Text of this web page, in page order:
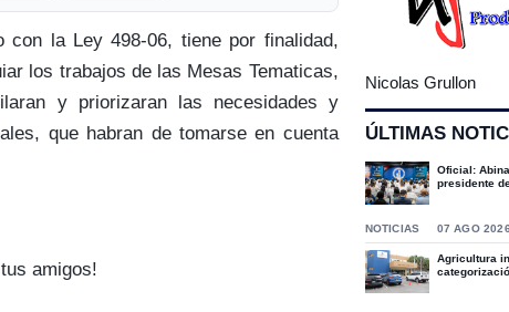
con la Ley 498-06, tiene por finalidad,
los trabajos de las Mesas Tematicas,
y priorizaran las necesidades y
que habran de tomarse en cuenta
amigos!
Nicolas Grullon
ÚLTIMAS
Oficial:
presidente
NOTICIAS 07 AGO 2026
Agricultura